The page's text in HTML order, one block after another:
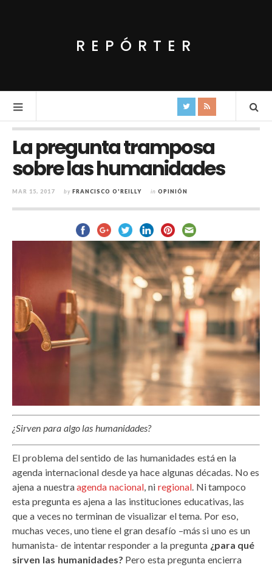
REPÓRTER
La pregunta tramposa
sobre las humanidades
MAR 15, 2017 by FRANCISCO O'REILLY in OPINIÓN
¿Sirven para algo las humanidades?
El problema del sentido de las humanidades está en la
agenda internacional desde ya hace algunas décadas. No es
ajena a nuestraagenda nacional, ni regional. Ni tampoco
esta pregunta es ajena a las instituciones educativas, las
que a veces no terminan de visualizar el tema. Por eso,
muchas veces, uno tiene el gran desafío –más si uno es un
humanista- de intentar responder a la pregunta ¿para qué
sirven las humanidades? Pero esta pregunta encierra